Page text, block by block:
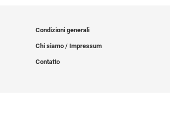
Condizioni generali
Chi siamo / Impressum
Contatto